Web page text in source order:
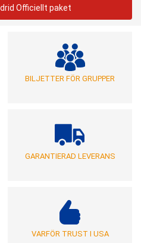
Officiellt paket
BILJETTER FÖR GRUPPER
GARANTIERAD LEVERANS
VARFÖR TRUST I USA